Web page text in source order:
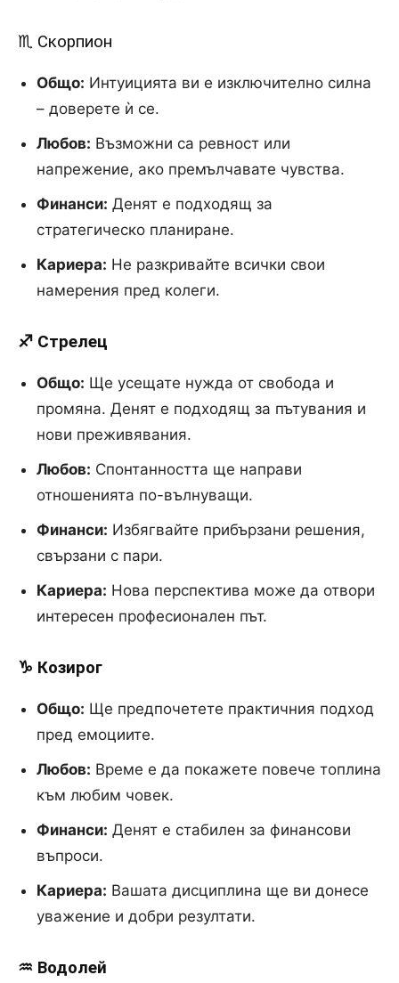
♏ Скорпион
Общо: Интуицията ви е изключително силна
– доверете ѝ се.
Любов: Възможни са ревност или
напрежение, ако премълчавате чувства.
Финанси: Денят е подходящ за
стратегическо планиране.
Кариера: Не разкривайте всички свои
намерения пред колеги.
♐ Стрелец
Общо: Ще усещате нужда от свобода и
промяна. Денят е подходящ за пътувания и
нови преживявания.
Любов: Спонтанността ще направи
отношенията по-вълнуващи.
Финанси: Избягвайте прибързани решения,
свързани с пари.
Кариера: Нова перспектива може да отвори
интересен професионален път.
♑ Козирог
Общо: Ще предпочетете практичния подход
пред емоциите.
Любов: Време е да покажете повече топлина
към любим човек.
Финанси: Денят е стабилен за финансови
въпроси.
Кариера: Вашата дисциплина ще ви донесе
уважение и добри резултати.
♒ Водолей